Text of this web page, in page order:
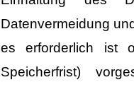
Datenvermeidung
es erforderlich ist
Speicherfrist)